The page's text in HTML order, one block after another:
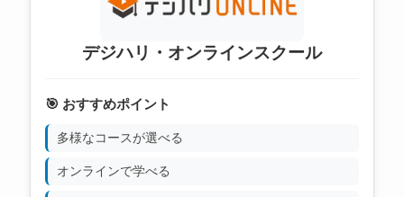
デジハリ・オンラインスクール
🎯 おすすめポイント
多様なコースが選べる
オンラインで学べる